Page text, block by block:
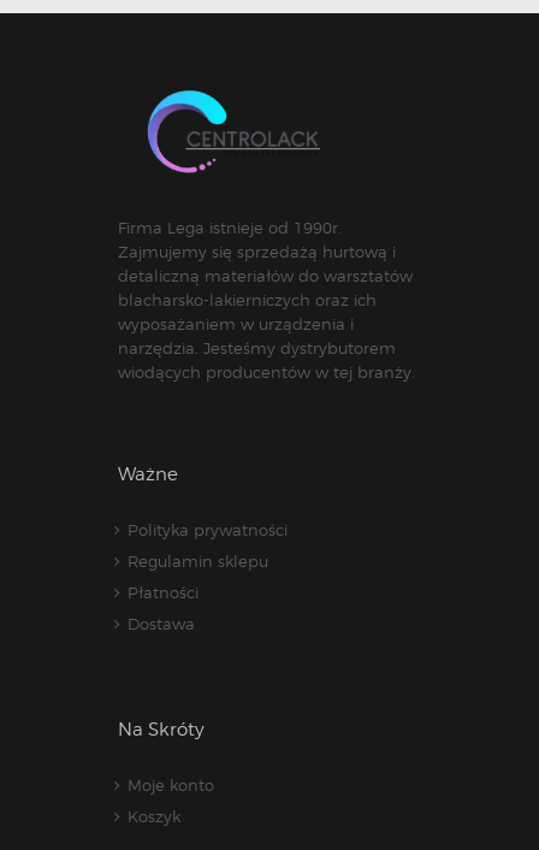
Firma Lega istnieje od 1990r.
Zajmujemy się sprzedażą hurtową i
detaliczną materiałów do warsztatów
blacharsko-lakierniczych oraz ich
wyposażaniem w urządzenia i
narzędzia. Jesteśmy dystrybutorem
wiodących producentów w tej branży.
Ważne
Polityka prywatności
Regulamin sklepu
Płatności
Dostawa
Na Skróty
Moje konto
Koszyk